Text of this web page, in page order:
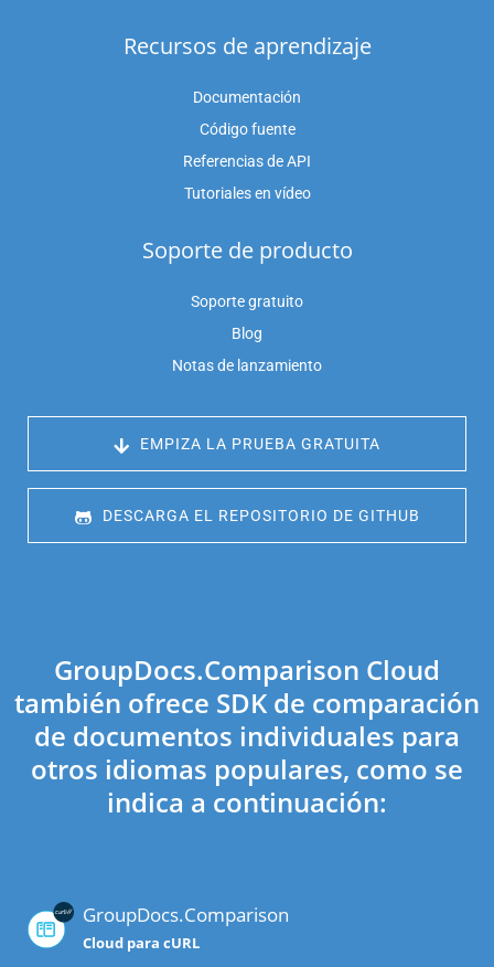
Recursos de aprendizaje
Documentación
Código fuente
Referencias de API
Tutoriales en vídeo
Soporte de producto
Soporte gratuito
Blog
Notas de lanzamiento
EMPIZA LA PRUEBA GRATUITA
DESCARGA EL REPOSITORIO DE GITHUB
GroupDocs.Comparison Cloud
también ofrece SDK de comparación
de documentos individuales para
otros idiomas populares, como se
indica a continuación:
GroupDocs.Comparison
Cloud para cURL